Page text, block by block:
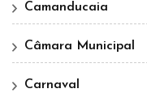
Camanducaia
Câmara Municipal
Carnaval